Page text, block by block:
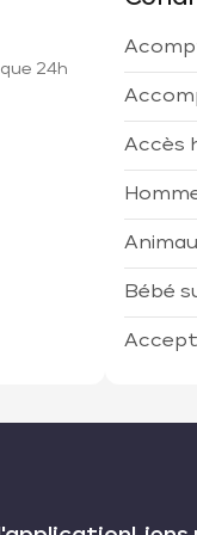
24h
Accès
Bébé